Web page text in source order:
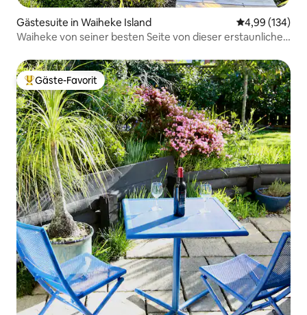
Gästesuite in Waiheke Island
4,99 (134)
Waiheke von seiner besten Seite von dieser erstaunlichen
Beliebter Gäste-Favorit.
Gäste-Favorit